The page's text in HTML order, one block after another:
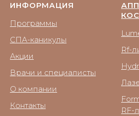
ИНФОРМАЦИЯ
Программы
СПА-каникулы
Акции
Врачи и специалисты
О компании
Контакты
Rf-
RF-